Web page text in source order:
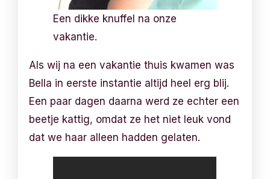
Een dikke knuffel na onze
vakantie.
Als wij na een vakantie thuis kwamen was
Bella in eerste instantie altijd heel erg blij.
Een paar dagen daarna werd ze echter een
beetje kattig, omdat ze het niet leuk vond
dat we haar alleen hadden gelaten.